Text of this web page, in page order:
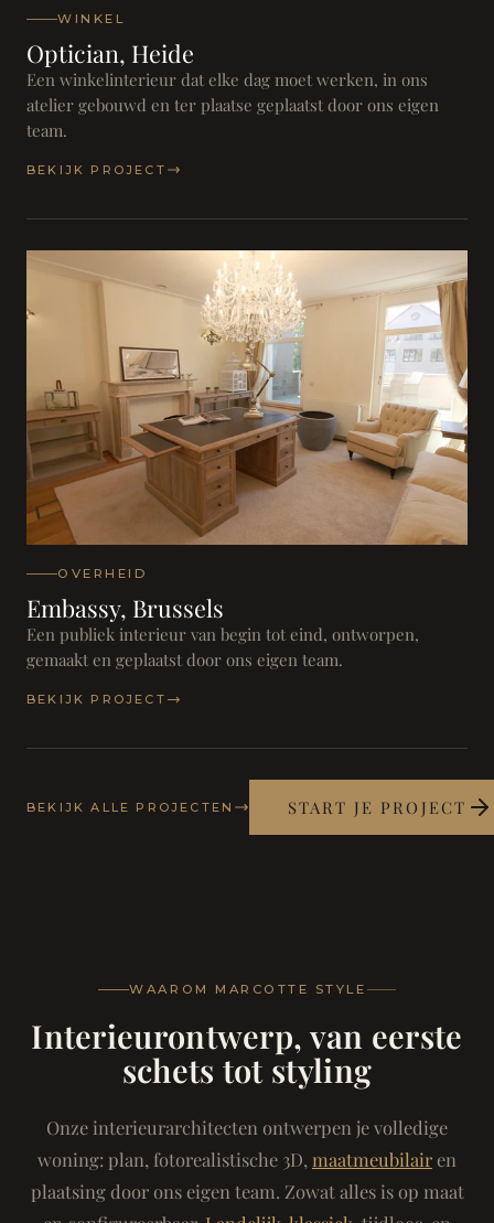
WINKEL
Optician, Heide
Een winkelinterieur dat elke dag moet werken, in ons
atelier gebouwd en ter plaatse geplaatst door ons eigen
team.
BEKIJK PROJECT
OVERHEID
Embassy, Brussels
Een publiek interieur van begin tot eind, ontworpen,
gemaakt en geplaatst door ons eigen team.
BEKIJK PROJECT
BEKIJK ALLE PROJECTEN START JE PROJECT
WAAROM MARCOTTE STYLE
Interieurontwerp, van eerste
schets tot styling
Onze interieurarchitecten ontwerpen je volledige
woning: plan, fotorealistische 3D, maatmeubilairen
plaatsing door ons eigen team. Zowat alles is op maat